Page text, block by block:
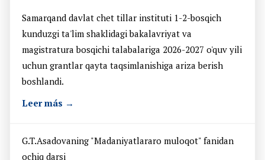
Samarqand davlat chet tillar instituti 1-2-bosqich
kunduzgi ta'lim shaklidagi bakalavriyat va
magistratura bosqichi talabalariga 2026-2027 o'quv yili
uchun grantlar qayta taqsimlanishiga ariza berish
boshlandi.
Leer más →
G.T.Asadovaning "Madaniyatlararo muloqot" fanidan
ochiq darsi